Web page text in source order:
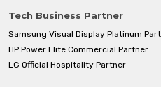
Tech Business Partner
Samsung Visual Display Platinum
HP Power Elite Commercial Partner
LG Official Hospitality Partner